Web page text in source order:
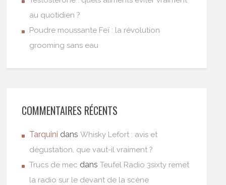
au quotidien ?
Poudre moussante Feï : la révolution
grooming sans eau
COMMENTAIRES RÉCENTS
Tarquini dansWhisky Lefort : avis et
dégustation, que vaut-il vraiment ?
Trucs de mec dansTeufel Radio 3sixty remet
la radio sur le devant de la scène